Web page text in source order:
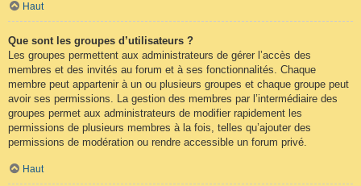
Haut
Que sont les groupes d’utilisateurs ?
Les groupes permettent aux administrateurs de gérer l’accès des
membres et des invités au forum et à ses fonctionnalités. Chaque
membre peut appartenir à un ou plusieurs groupes et chaque groupe peut
avoir ses permissions. La gestion des membres par l’intermédiaire des
groupes permet aux administrateurs de modifier rapidement les
permissions de plusieurs membres à la fois, telles qu’ajouter des
permissions de modération ou rendre accessible un forum privé.
Haut